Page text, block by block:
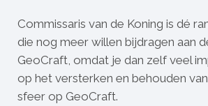
Commissaris van de Koning is dé
die nog meer willen bijdragen aan
GeoCraft, omdat je dan zelf veel
op het versterken en behouden
sfeer op GeoCraft.